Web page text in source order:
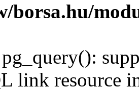
borsa.hu/
link resource